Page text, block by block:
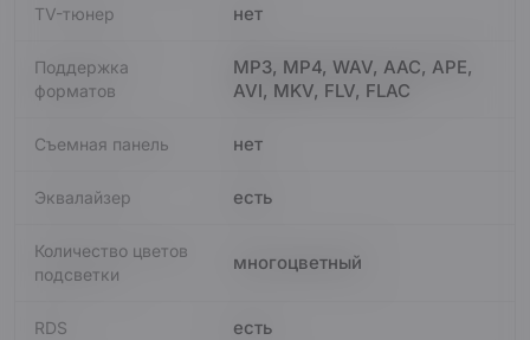
TV-тюнер нет
Поддержка
форматов
MP3, MP4, WAV, AAC, APE,
AVI, MKV, FLV, FLAC
Съемная панель нет
Эквалайзер есть
Количество цветов
подсветки
многоцветный
RDS есть